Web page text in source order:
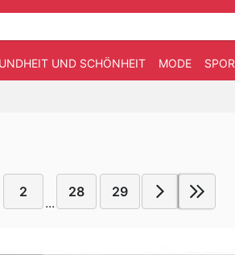
UND SCHÖNHEIT MODE
2
...
28 29